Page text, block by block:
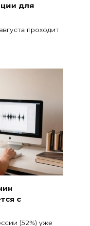
для
проходит
с
(52%) уже